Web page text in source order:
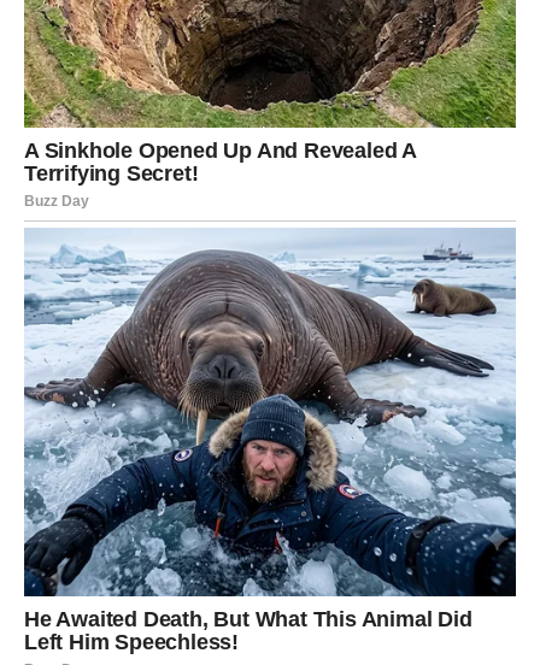
prepoznavanja bolesti. Njena motivacija nije bila da skrene
pažnju na sebe, već da pomogne drugima. Ova odlučnost da
se bori za edukaciju javnosti o ovoj bolesti pokazuje njenu
izvanrednu snagu. Kroz organizovanje radionica i susreta s
drugim oboljelima, dijelila je svoja iskustva i pomagala im da
se suoče sa svojim strahovima.
Mira je organizovala brojne akcije i događaje, surađujući s
medicinskim stručnjacima kako bi educirala javnost o raku
štitnjače. Njen trud nije prošao nezapaženo;njene aktivnosti
su potaknule mnoge da potraže pomoći shvate značaj
redovnih pregleda. Svaki razgovor o raku bio je prilika da se
naglasi važnost prevencije, a njena priča postala je simbol
borbe, ohrabrujući mnoge da se suoče sa svojim
zdravstvenim problemima.